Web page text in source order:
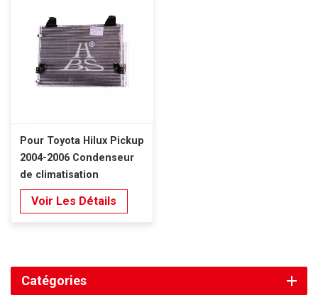
Pour Toyota Hilux Pickup
2004-2006 Condenseur
de climatisation
Voir Les Détails
Catégories